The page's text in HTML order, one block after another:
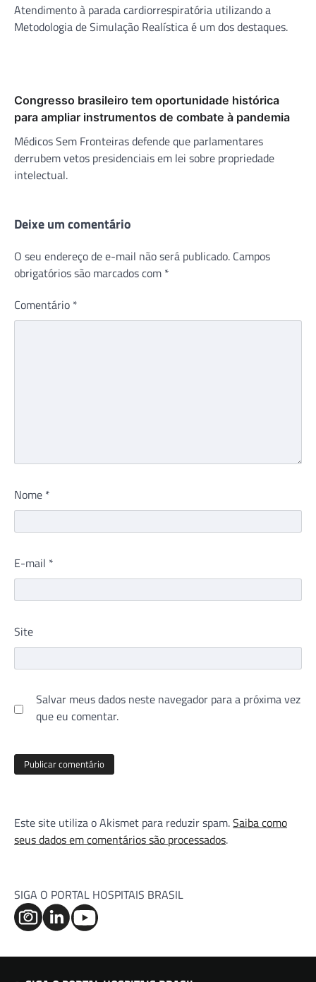
Atendimento à parada cardiorrespiratória utilizando a
Metodologia de Simulação Realística é um dos destaques.
Congresso brasileiro tem oportunidade histórica
para ampliar instrumentos de combate à pandemia
Médicos Sem Fronteiras defende que parlamentares
derrubem vetos presidenciais em lei sobre propriedade
intelectual.
Deixe um comentário
O seu endereço de e-mail não será publicado. Campos
obrigatórios são marcados com *
Comentário *
Nome *
E-mail *
Site
Salvar meus dados neste navegador para a próxima vez
que eu comentar.
Este site utiliza o Akismet para reduzir spam.Saiba como
seus dados em comentários são processados.
SIGA O PORTAL HOSPITAIS BRASIL